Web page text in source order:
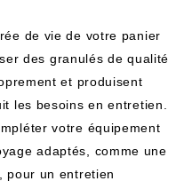
de vie de votre panier
des granulés de qualité
et produisent
les besoins en entretien.
votre équipement
adaptés, comme une
pour un entretien